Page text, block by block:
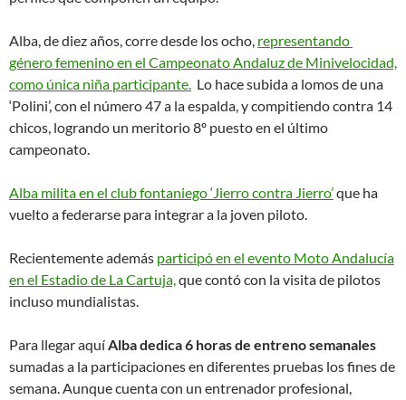
Alba, de diez años, corre desde los ocho, representando
género femenino en el Campeonato Andaluz de Minivelocidad,
como única niña participante. Lo hace subida a lomos de una
‘Polini’, con el número 47 a la espalda, y compitiendo contra 14
chicos, logrando un meritorio 8º puesto en el último
campeonato.
Alba milita en el club fontaniego‘Jierro contra Jierro’que ha
vuelto a federarse para integrar a la joven piloto.
Recientemente además participó en el evento Moto Andalucía
en el Estadio de La Cartuja,que contó con la visita de pilotos
incluso mundialistas.
Para llegar aquíAlba dedica 6 horas de entreno semanales
sumadas a la participaciones en diferentes pruebas los fines de
semana. Aunque cuenta con un entrenador profesional,